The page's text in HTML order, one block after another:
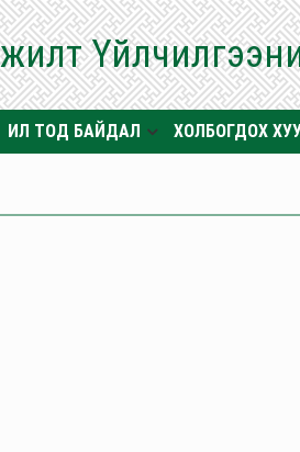
ИЛ ТОД БАЙДАЛ ХОЛБОГДОХ